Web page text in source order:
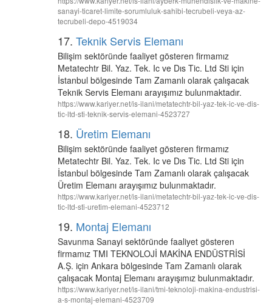
sanayi-ticaret-limite-sorumluluk-sahibi-tecrubeli-veya-az-
tecrubeli-depo-4519034
17. Teknik Servis Elemanı
Bilişim sektöründe faaliyet gösteren firmamız
Metatechtr Bil. Yaz. Tek. Ic ve Dıs Tic. Ltd Sti için
İstanbul bölgesinde Tam Zamanlı olarak çalışacak
Teknik Servis Elemanı arayışımız bulunmaktadır.
https://www.kariyer.net/is-ilani/metatechtr-bil-yaz-tek-ic-ve-dis-
tic-ltd-sti-teknik-servis-elemani-4523727
18. Üretim Elemanı
Bilişim sektöründe faaliyet gösteren firmamız
Metatechtr Bil. Yaz. Tek. Ic ve Dıs Tic. Ltd Sti için
İstanbul bölgesinde Tam Zamanlı olarak çalışacak
Üretim Elemanı arayışımız bulunmaktadır.
https://www.kariyer.net/is-ilani/metatechtr-bil-yaz-tek-ic-ve-dis-
tic-ltd-sti-uretim-elemani-4523712
19. Montaj Elemanı
Savunma Sanayi sektöründe faaliyet gösteren
firmamız TMI TEKNOLOJİ MAKİNA ENDÜSTRİSİ
A.Ş. için Ankara bölgesinde Tam Zamanlı olarak
çalışacak Montaj Elemanı arayışımız bulunmaktadır.
https://www.kariyer.net/is-ilani/tmi-teknoloji-makina-endustrisi-
a-s-montaj-elemani-4523709